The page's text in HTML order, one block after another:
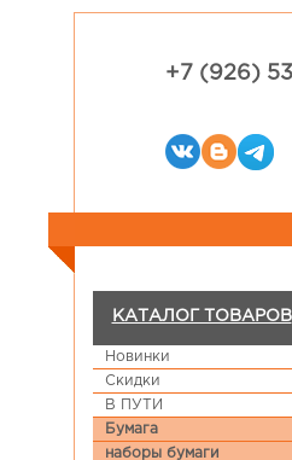
+7 (926)
КАТАЛОГ ТОВАРОВ
Новинки
Скидки
В ПУТИ
Бумага
наборы бумаги